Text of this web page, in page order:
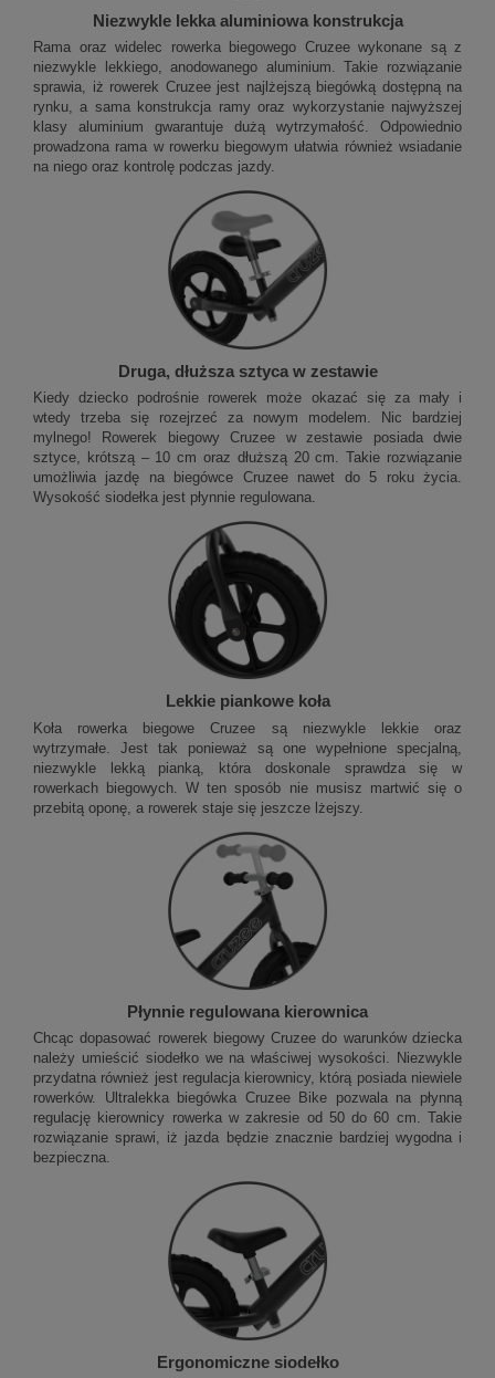
Niezwykle lekka aluminiowa konstrukcja
Rama oraz widelec rowerka biegowego Cruzee wykonane są z
niezwykle lekkiego, anodowanego aluminium. Takie rozwiązanie
sprawia, iż rowerek Cruzee jest najlżejszą biegówką dostępną na
rynku, a sama konstrukcja ramy oraz wykorzystanie najwyższej
klasy aluminium gwarantuje dużą wytrzymałość. Odpowiednio
prowadzona rama w rowerku biegowym ułatwia również wsiadanie
na niego oraz kontrolę podczas jazdy.
Druga, dłuższa sztyca w zestawie
Kiedy dziecko podrośnie rowerek może okazać się za mały i
wtedy trzeba się rozejrzeć za nowym modelem. Nic bardziej
mylnego! Rowerek biegowy Cruzee w zestawie posiada dwie
sztyce, krótszą – 10 cm oraz dłuższą 20 cm. Takie rozwiązanie
umożliwia jazdę na biegówce Cruzee nawet do 5 roku życia.
Wysokość siodełka jest płynnie regulowana.
Lekkie piankowe koła
Koła rowerka biegowe Cruzee są niezwykle lekkie oraz
wytrzymałe. Jest tak ponieważ są one wypełnione specjalną,
niezwykle lekką pianką, która doskonale sprawdza się w
rowerkach biegowych. W ten sposób nie musisz martwić się o
przebitą oponę, a rowerek staje się jeszcze lżejszy.
Płynnie regulowana kierownica
Chcąc dopasować rowerek biegowy Cruzee do warunków dziecka
należy umieścić siodełko we na właściwej wysokości. Niezwykle
przydatna również jest regulacja kierownicy, którą posiada niewiele
rowerków. Ultralekka biegówka Cruzee Bike pozwala na płynną
regulację kierownicy rowerka w zakresie od 50 do 60 cm. Takie
rozwiązanie sprawi, iż jazda będzie znacznie bardziej wygodna i
bezpieczna.
Ergonomiczne siodełko